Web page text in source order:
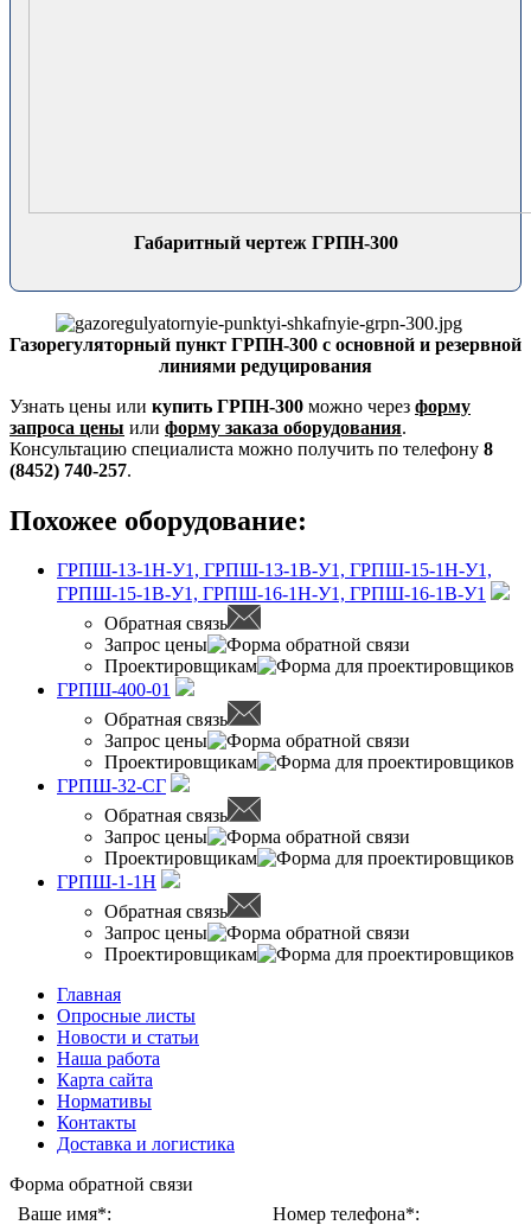
Габаритный чертеж ГРПН-300
Газорегуляторный пункт ГРПН-300 с основной и резервной
линиями редуцирования
Узнать цены или купить ГРПН-300 можно через форму
запроса цены или форму заказа оборудования.
Консультацию специалиста можно получить по телефону 8
(8452) 740-257.
Похожее оборудование:
ГРПШ-13-1Н-У1, ГРПШ-13-1В-У1, ГРПШ-15-1Н-У1,
ГРПШ-15-1В-У1, ГРПШ-16-1Н-У1, ГРПШ-16-1В-У1
Обратная связь
Запрос цены
Проектировщикам
ГРПШ-400-01
Обратная связь
Запрос цены
Проектировщикам
ГРПШ-32-СГ
Обратная связь
Запрос цены
Проектировщикам
ГРПШ-1-1Н
Обратная связь
Запрос цены
Проектировщикам
Главная
Опросные листы
Новости и статьи
Наша работа
Карта сайта
Нормативы
Контакты
Доставка и логистика
Форма обратной связи
Ваше имя*:
Номер телефона*: